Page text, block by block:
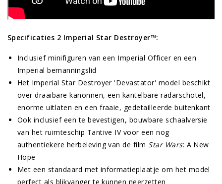
Specificaties 2 Imperial Star Destroyer™:
Inclusief minifiguren van een Imperial Officer en een
Imperial bemanningslid
Het Imperial Star Destroyer 'Devastator' model beschikt
over draaibare kanonnen, een kantelbare radarschotel,
enorme uitlaten en een fraaie, gedetailleerde buitenkant
Ook inclusief een te bevestigen, bouwbare schaalversie
van het ruimteschip Tantive IV voor een nog
authentiekere herbeleving van de film Star Wars: A New
Hope
Met een standaard met informatieplaatje om het model
perfect als blikvanger te kunnen neerzetten